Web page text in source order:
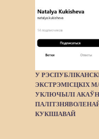
У
ЭКСТРЭМІСЦКІХ
УКЛЮЧЫЛІ
КУКІШАВАЙ